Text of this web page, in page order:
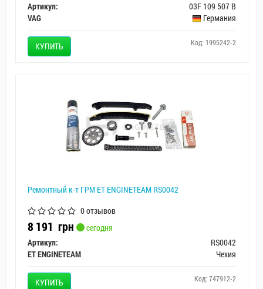
Артикул:
03F 109 507 B
VAG
Германия
КУПИТЬ Код: 1995242-2
Ремонтный к-т ГРМ ET ENGINETEAM RS0042
0 отзывов
8 191 грн
сегодня
Артикул:
RS0042
ET ENGINETEAM
Чехия
КУПИТЬ Код: 747912-2